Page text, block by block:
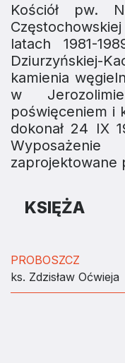
Kościół pw.
latach 1981-
kamienia
w
poświęceniem i
dokonał 24 IX
zaprojektowane
KSIĘŻA
PROBOSZCZ
ks. Zdzisław Oćwieja